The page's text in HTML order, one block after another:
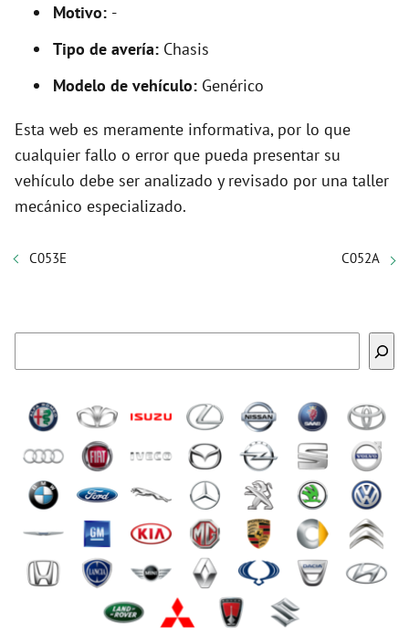
Motivo: -
Tipo de avería: Chasis
Modelo de vehículo: Genérico
Esta web es meramente informativa, por lo que
cualquier fallo o error que pueda presentar su
vehículo debe ser analizado y revisado por una taller
mecánico especializado.
C053E C052A